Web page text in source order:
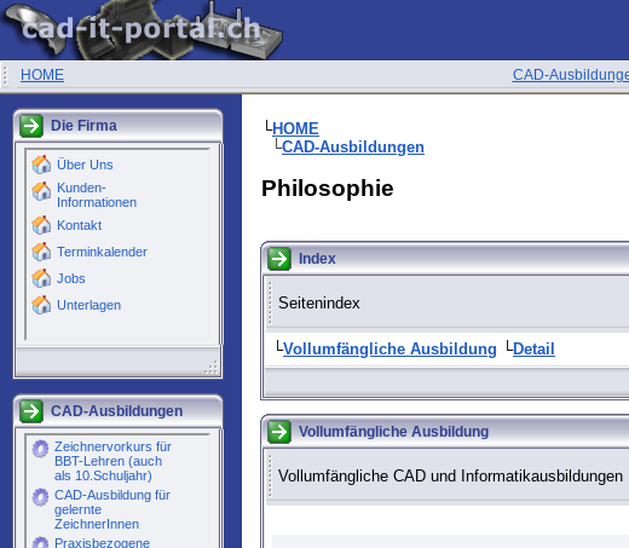
HOME CAD-
Die Firma
CAD-Ausbildungen
└HOME
└CAD-Ausbildungen
Philosophie
Index
Seitenindex
└Vollumfängliche Ausbildung └Detail
Vollumfängliche Ausbildung
Vollumfängliche CAD und Informatikausbildungen